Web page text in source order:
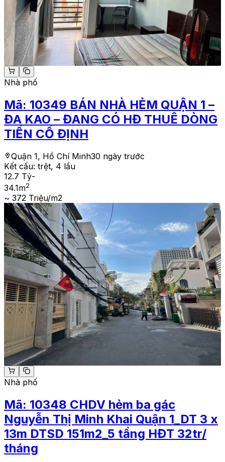
Nhà phố
Mã: 10349 BÁN NHÀ HẺM QUẬN 1 –
ĐA KAO – ĐANG CÓ HĐ THUÊ DÒNG
TIỀN CỐ ĐỊNH
Quận 1, Hồ Chí Minh30 ngày trước
Kết cấu: trệt, 4 lầu
12.7 Tỷ-
34.1m2
~ 372 Triệu/m2
Nhà phố
Mã: 10348 CHDV hẻm ba gác
Nguyễn Thị Minh Khai Quận 1_DT 3 x
13m DTSD 151m2_5 tầng HĐT 32tr/
tháng